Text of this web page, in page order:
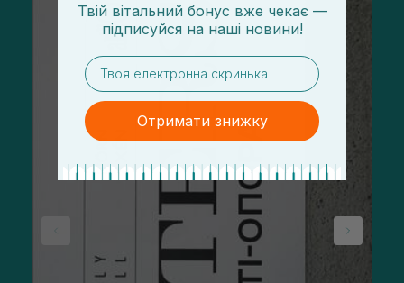
Твій вітальний бонус вже чекає —
підписуйся на наші новини!
email
Отримати знижку